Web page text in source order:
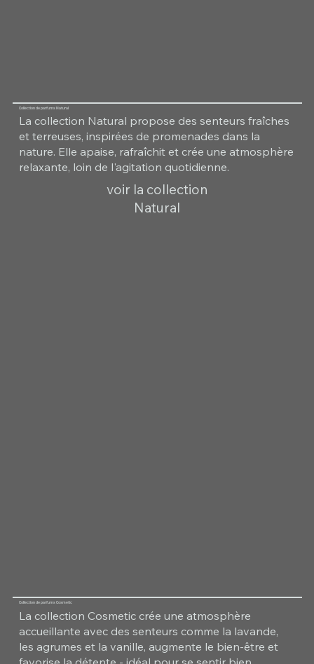
Collection de parfums Natural
La collection Natural propose des senteurs fraîches
et terreuses, inspirées de promenades dans la
nature. Elle apaise, rafraîchit et crée une atmosphère
relaxante, loin de l'agitation quotidienne.
voir la collection
Natural
Collection de parfums Cosmetic
La collection Cosmetic crée une atmosphère
accueillante avec des senteurs comme la lavande,
les agrumes et la vanille, augmente le bien-être et